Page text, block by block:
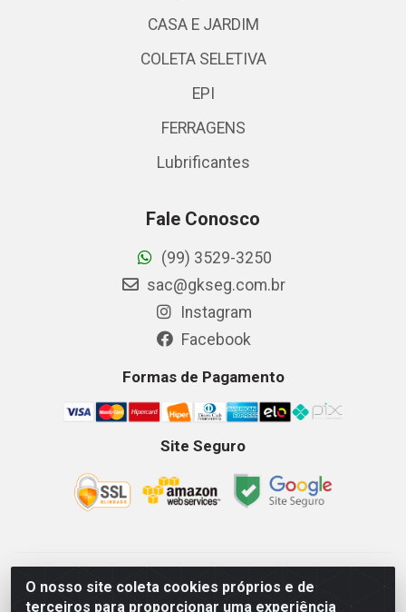
O nosso site coleta cookies próprios e de
terceiros para proporcionar uma experiência
CASA E JARDIM
COLETA SELETIVA
EPI
FERRAGENS
Lubrificantes
Fale Conosco
(99) 3529-3250
sac@gkseg.com.br
Instagram
Facebook
Formas de Pagamento
Site Seguro
GKSEG EPI Maquinas e Equipamentos LTDA - Av. Getulio
Vargas, 2066 Centro, Imperatriz/MA - CEP 65.903-280 - CNPJ